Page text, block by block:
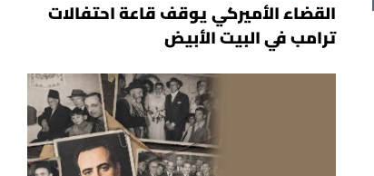
القضاء الأميركي يوقف قاعة احتفالات
ترامب في البيت الأبيض